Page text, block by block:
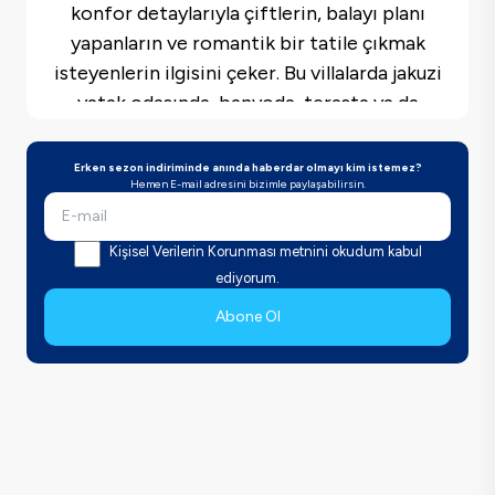
konfor detaylarıyla çiftlerin, balayı planı
yapanların ve romantik bir tatile çıkmak
isteyenlerin ilgisini çeker. Bu villalarda jakuzi
yatak odasında, banyoda, terasta ya da
Seçim yaparken yalnızca villada bu donanımın
bulunmasına değil, kullanım yerinin
mahremiyetine, manzarayla ilişkisine ve tatil
akışınıza nasıl eşlik edeceğine göz
atabilirsiniz.
Jakuzili villa tatil planı, evde geçirilen zamanı
daha kişisel hale getirir. Gün içinde havuz
Erken sezon indiriminde anında haberdar olmayı kim istemez?
Hemen E-mail adresini bizimle paylaşabilirsin.
Kişisel Verilerin Korunması metnini okudum kabul
ediyorum.
Abone Ol